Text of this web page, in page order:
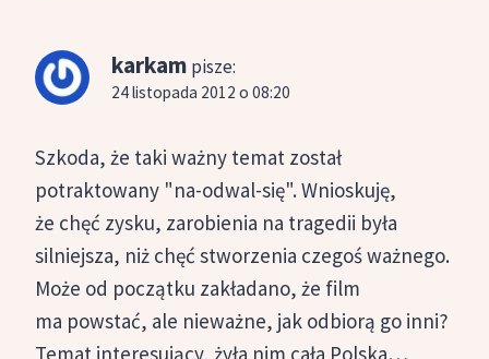
karkam pisze:
24 listopada 2012 o 08:20
Szkoda, że taki ważny temat został
potraktowany "na-odwal-się". Wnioskuję,
że chęć zysku, zarobienia na tragedii była
silniejsza, niż chęć stworzenia czegoś ważnego.
Może od początku zakładano, że film
ma powstać, ale nieważne, jak odbiorą go inni?
Temat interesujący, żyła nim cała Polska…